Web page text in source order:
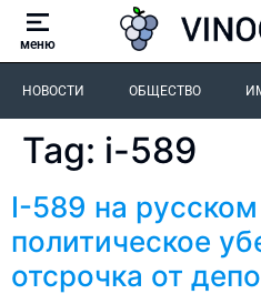
меню
НОВОСТИ ОБЩЕСТВО
Tag: i-589
I-589 на
политическое
отсрочка от